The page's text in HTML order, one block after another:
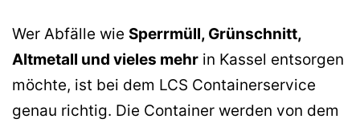
Wer Abfälle wie Sperrmüll, Grünschnitt,
Altmetall und vieles mehr in Kassel entsorgen
möchte, ist bei dem LCS Containerservice
genau richtig. Die Container werden von dem